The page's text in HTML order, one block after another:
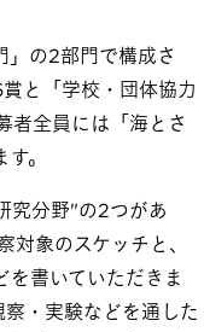
」の2部門で構成さ
と「学校・団体協力
者全員には「海とさ
。
究分野"の2つがあ
対象のスケッチと、
を書いていただきま
・実験などを通した